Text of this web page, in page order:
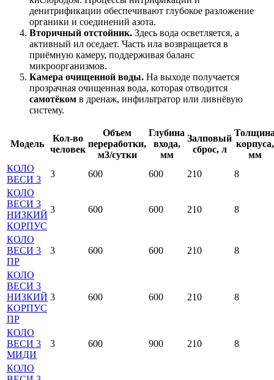
денитрификации обеспечивают глубокое разложение
органики и соединений азота.
Вторичный отстойник. Здесь вода осветляется, а
активный ил оседает. Часть ила возвращается в
приёмную камеру, поддерживая баланс
микроорганизмов.
Камера очищенной воды. На выходе получается
прозрачная очищенная вода, которая отводится
самотёком в дренаж, инфильтратор или ливнёвую
систему.
Модель
Кол-во
человек
Объем
переработки,
м3/сутки
Глубина
входа,
мм
Залповый
сброс, л
корпуса,
мм
КОЛО
ВЕСИ 3
3 600 600 210
8
КОЛО
ВЕСИ 3
НИЗКИЙ
КОРПУС
3 600 600 210 8
КОЛО
ВЕСИ 3
ПР
3 600 600 210 8
КОЛО
ВЕСИ 3
НИЗКИЙ
КОРПУС
ПР
3 600 600 210 8
КОЛО
ВЕСИ 3
МИДИ
3 600 900 210 8
КОЛО